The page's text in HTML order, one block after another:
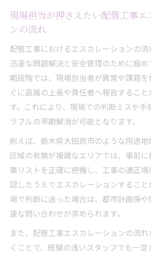
現場担当が押さえたい配管工事エ
ンの流れ
配管工事におけるエスカレーションの
迅速な問題解決と安全管理のために極め
期段階では、現場担当者が異常や課題
ぐに直属の上長や責任者へ報告するこ
す。これにより、現場での判断ミスや手
ラブルの早期解消が可能となります。
例えば、栃木県大田原市のような用途
区域の有無が複雑なエリアでは、事前
業リストを正確に把握し、工事の適正
認したうえでエスカレーションすること
場で判断に迷った場合は、都市計画係
速な問い合わせが求められます。
また、配管工事エスカレーションの流
くことで、経験の浅いスタッフでも一